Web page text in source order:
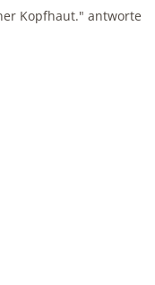
Kopfhaut." antworte